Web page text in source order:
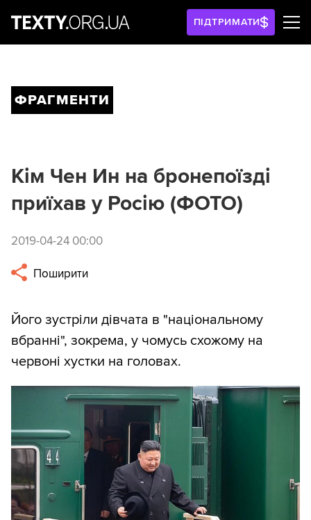
ПІДТРИМАТИ
ФРАГМЕНТИ
Кім Чен Ин на бронепоїзді
приїхав у Росію (ФОТО)
2019-04-24 00:00
Поширити
Його зустріли дівчата в "національному
вбранні", зокрема, у чомусь схожому на
червоні хустки на головах.